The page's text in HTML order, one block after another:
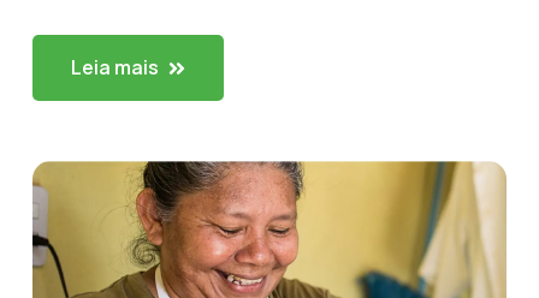
Leia mais